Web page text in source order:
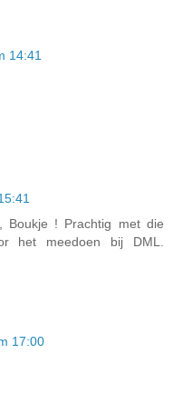
14:41
! Prachtig met die
het meedoen bij DML.
17:00